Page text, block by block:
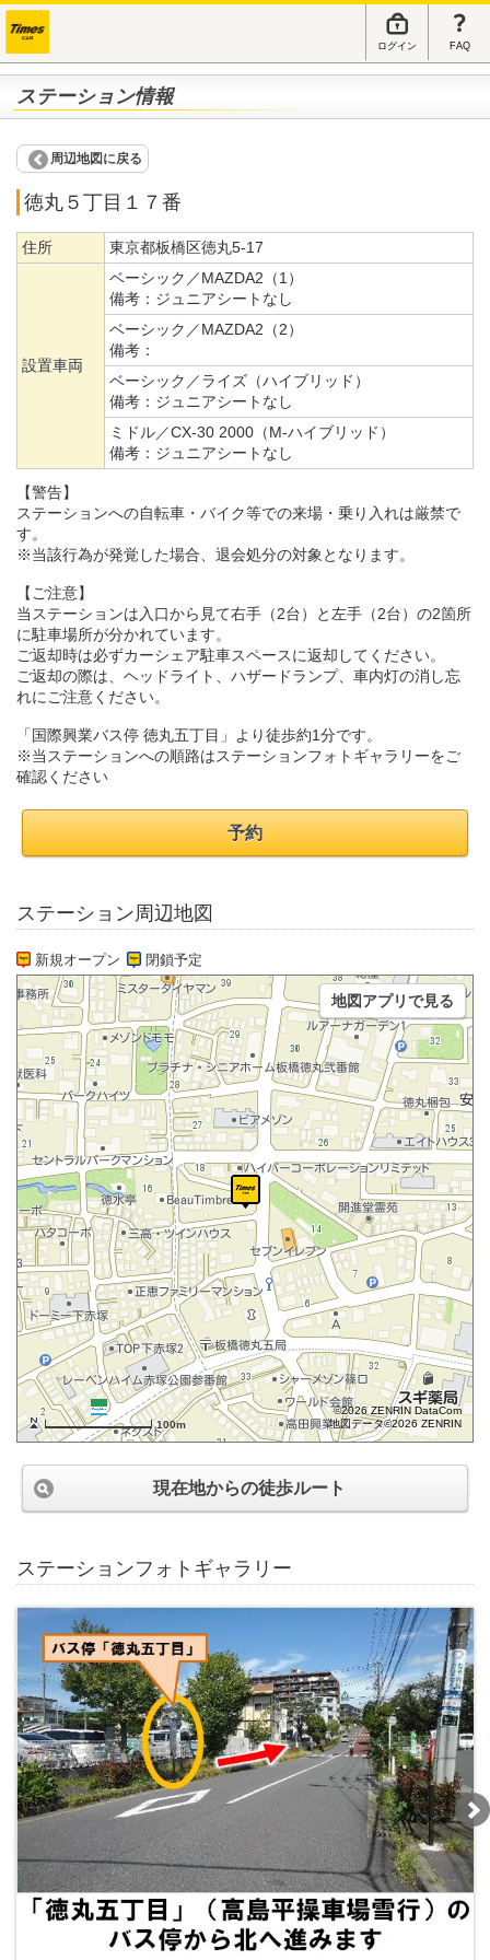
ログイン FAQ
ステーション情報
周辺地図に戻る
徳丸５丁目１７番
住所 東京都板橋区徳丸5-17
設置車両
ベーシック／MAZDA2（1）
備考： ジュニアシートなし
ベーシック／MAZDA2（2）
備考：
ベーシック／ライズ（ハイブリッド）
備考： ジュニアシートなし
ミドル／CX-30 2000（M-ハイブリッド）
備考： ジュニアシートなし
【警告】
ステーションへの自転車・バイク等での来場・乗り入れは厳禁で
す。
※当該行為が発覚した場合、退会処分の対象となります。
【ご注意】
当ステーションは入口から見て右手（2台）と左手（2台）の2箇所
に駐車場所が分かれています。
ご返却時は必ずカーシェア駐車スペースに返却してください。
ご返却の際は、ヘッドライト、ハザードランプ、車内灯の消し忘
れにご注意ください。
「国際興業バス停 徳丸五丁目」より徒歩約1分です。
※当ステーションへの順路はステーションフォトギャラリーをご
確認ください
予約
ステーション周辺地図
新規オープン 閉鎖予定
100m
©2026 ZENRIN DataCom
地図データ©2026 ZENRIN
地図アプリで見る
現在地からの徒歩ルート
ステーションフォトギャラリー